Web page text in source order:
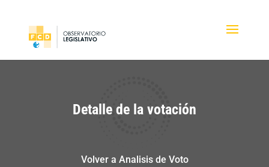
Detalle de la votación
Volver a Analisis de Voto